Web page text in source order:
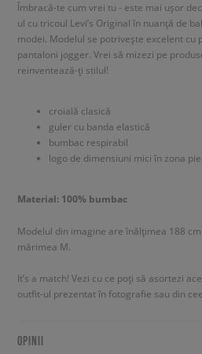
Îmbracă-te cum vrei tu - este mai ușor
ul cu tricoul Levi’s Original în nuanță de
modei. Modelul se potrivește excelent cu
pantaloni jogger. Vrei să mizezi pe
reinventează-ți stilul!
croială clasică
guler cu banda elastică
bumbac respirabil
logo de dimensiuni mici în zona
Material: 100% bumbac
Modelul din imagine are înălțimea 188
mărimea M.
It’s a match! Vezi cu ce poți să asortezi
outfit-ul prezentat în fotografie sau din
OPINII